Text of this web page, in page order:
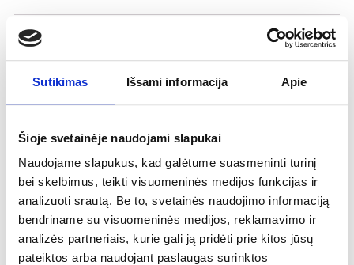
Sutikimas Išsami informacija Apie
Šioje svetainėje naudojami slapukai
Naudojame slapukus, kad galėtume suasmeninti turinį
bei skelbimus, teikti visuomeninės medijos funkcijas ir
analizuoti srautą. Be to, svetainės naudojimo informaciją
bendriname su visuomeninės medijos, reklamavimo ir
analizės partneriais, kurie gali ją pridėti prie kitos jūsų
pateiktos arba naudojant paslaugas surinktos
Stilius:
Tipas:Kavos puodelių rinkinys
Medžiaga: Porcelianas
Plotis:126 mm
Tūris: 100 ml
Svoris be pakuotės:426 gr
Priežiūra:Nenaudoti mikrobangų krosnelėje ir
indaplovėje. Plauti rankomis šiltu vandeniu be
cheminių priemonių.